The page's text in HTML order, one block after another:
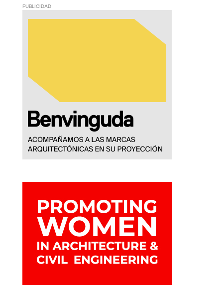
PUBLICIDAD